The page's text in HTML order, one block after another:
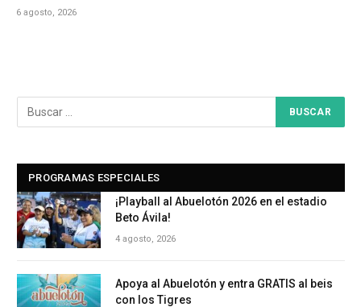
6 agosto, 2026
PROGRAMAS ESPECIALES
¡Playball al Abuelotón 2026 en el estadio
Beto Ávila!
4 agosto, 2026
Apoya al Abuelotón y entra GRATIS al beis
con los Tigres